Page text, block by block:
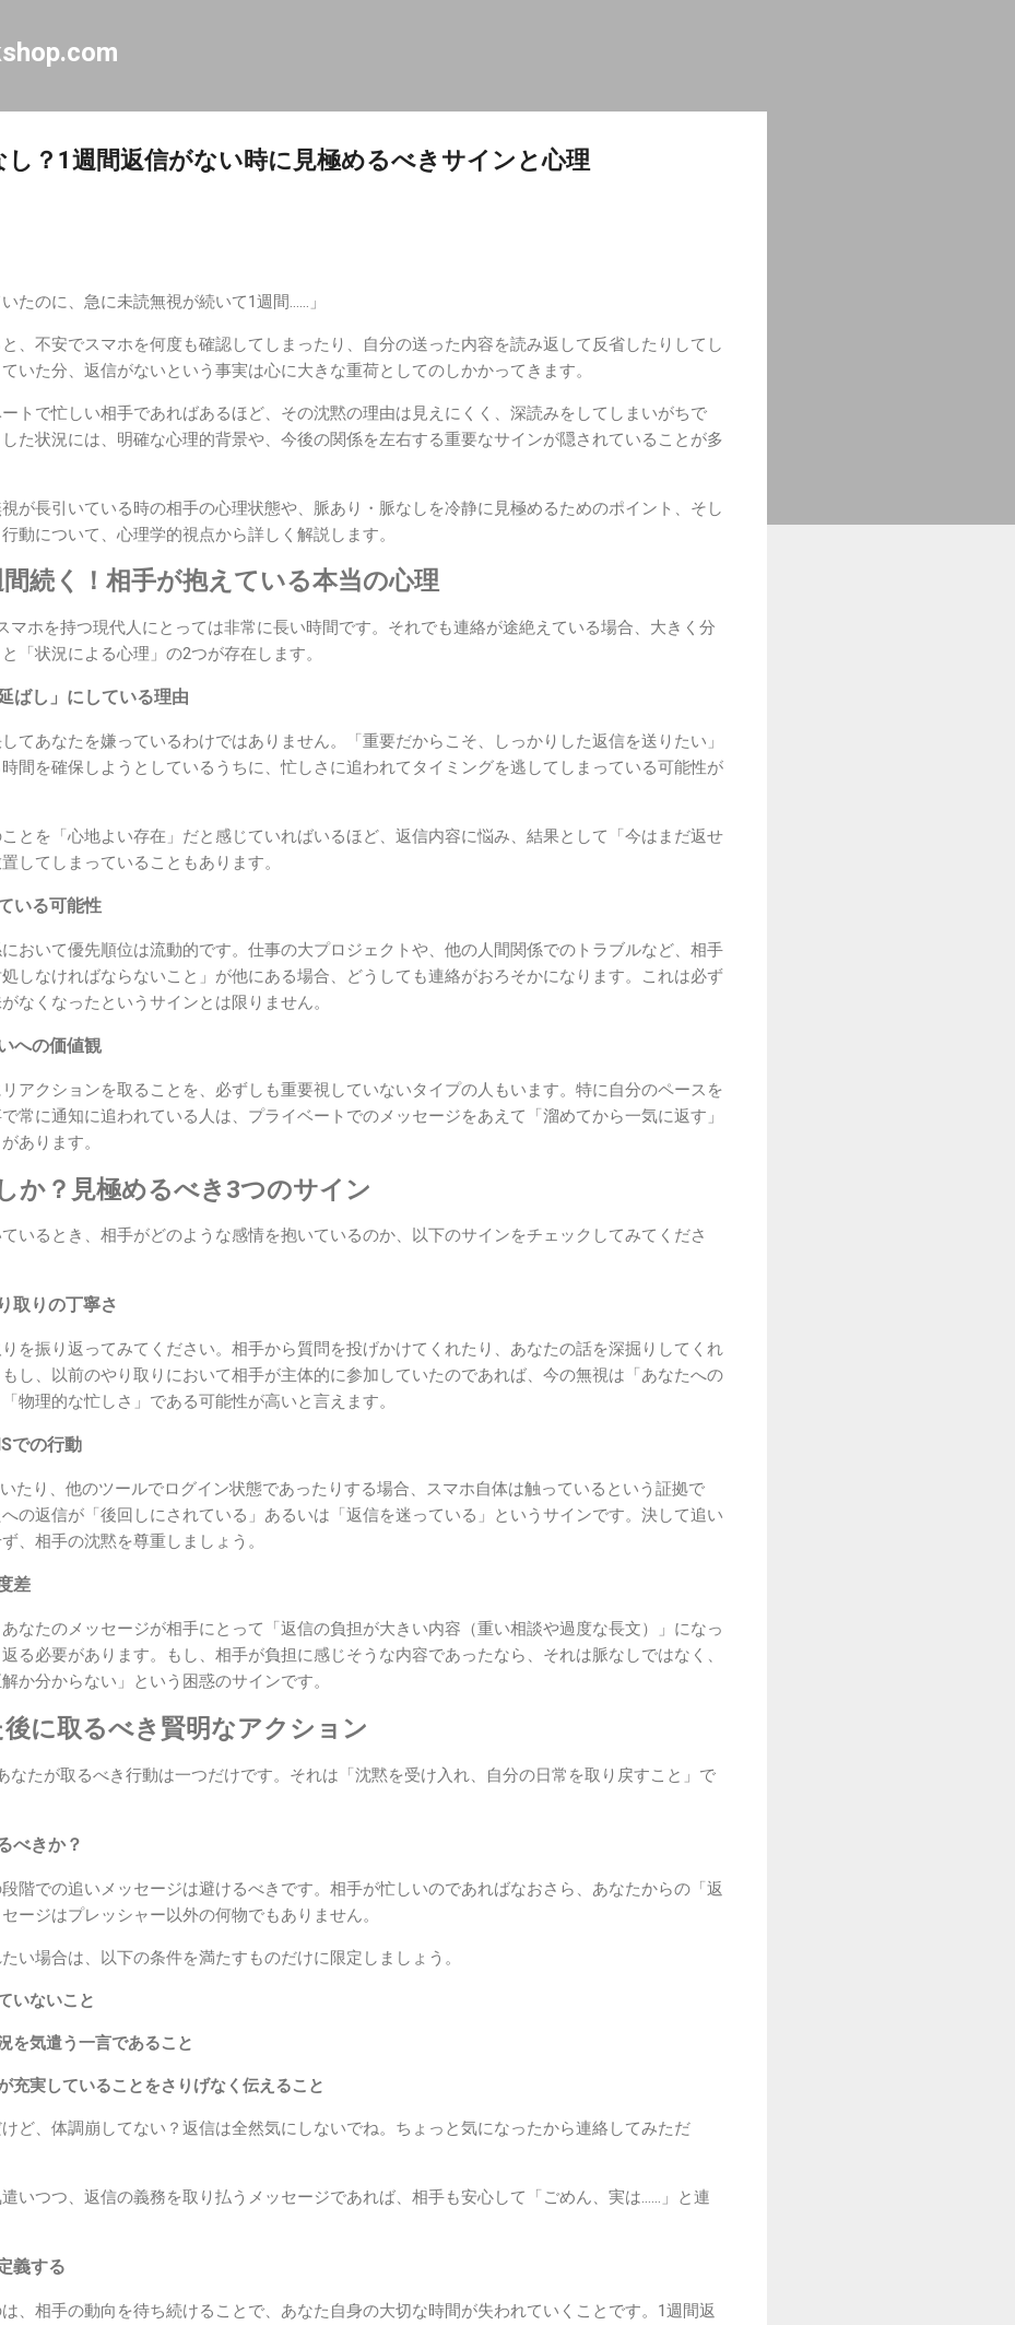
し？1週間返信がない時に見極めるべきサインと心理
たのに、急に未読無視が続いて1週間……」
、不安でスマホを何度も確認してしまったり、自分の送った内容を読み返して反省したりしてし
いた分、返信がないという事実は心に大きな重荷としてのしかかってきます。
トで忙しい相手であればあるほど、その沈黙の理由は見えにくく、深読みをしてしまいがちで
た状況には、明確な心理的背景や、今後の関係を左右する重要なサインが隠されていることが多
が長引いている時の相手の心理状態や、脈あり・脈なしを冷静に見極めるためのポイント、そし
動について、心理学的視点から詳しく解説します。
続く！相手が抱えている本当の心理
マホを持つ現代人にとっては非常に長い時間です。それでも連絡が途絶えている場合、大きく分
「状況による心理」の2つが存在します。
ばし」にしている理由
てあなたを嫌っているわけではありません。「重要だからこそ、しっかりした返信を送りたい」
間を確保しようとしているうちに、忙しさに追われてタイミングを逃してしまっている可能性が
とを「心地よい存在」だと感じていればいるほど、返信内容に悩み、結果として「今はまだ返せ
してしまっていることもあります。
いる可能性
おいて優先順位は流動的です。仕事の大プロジェクトや、他の人間関係でのトラブルなど、相手
しなければならないこと」が他にある場合、どうしても連絡がおろそかになります。これは必ず
なくなったというサインとは限りません。
への価値観
アクションを取ることを、必ずしも重要視していないタイプの人もいます。特に自分のペースを
常に通知に追われている人は、プライベートでのメッセージをあえて「溜めてから一気に返す」
あります。
か？見極めるべき3つのサイン
いるとき、相手がどのような感情を抱いているのか、以下のサインをチェックしてみてくださ
取りの丁寧さ
を振り返ってみてください。相手から質問を投げかけてくれたり、あなたの話を深掘りしてくれ
し、以前のやり取りにおいて相手が主体的に参加していたのであれば、今の無視は「あなたへの
物理的な忙しさ」である可能性が高いと言えます。
での行動
たり、他のツールでログイン状態であったりする場合、スマホ自体は触っているという証拠で
の返信が「後回しにされている」あるいは「返信を迷っている」というサインです。決して追い
、相手の沈黙を尊重しましょう。
差
なたのメッセージが相手にとって「返信の負担が大きい内容（重い相談や過度な長文）」になっ
る必要があります。もし、相手が負担に感じそうな内容であったなら、それは脈なしではなく、
か分からない」という困惑のサインです。
に取るべき賢明なアクション
なたが取るべき行動は一つだけです。それは「沈黙を受け入れ、自分の日常を取り戻すこと」で
べきか？
階での追いメッセージは避けるべきです。相手が忙しいのであればなおさら、あなたからの「返
ージはプレッシャー以外の何物でもありません。
い場合は、以下の条件を満たすものだけに限定しましょう。
いないこと
を気遣う一言であること
充実していることをさりげなく伝えること
ど、体調崩してない？返信は全然気にしないでね。ちょっと気になったから連絡してみただ
いつつ、返信の義務を取り払うメッセージであれば、相手も安心して「ごめん、実は……」と連
義する
、相手の動向を待ち続けることで、あなた自身の大切な時間が失われていくことです。1週間返